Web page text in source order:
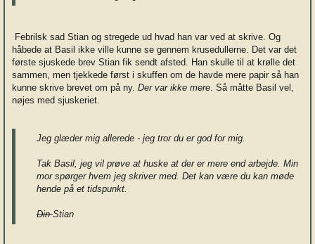
Febrilsk sad Stian og stregede ud hvad han var ved at skrive. Og
håbede at Basil ikke ville kunne se gennem krusedullerne. Det var det
første sjuskede brev Stian fik sendt afsted. Han skulle til at krølle det
sammen, men tjekkede først i skuffen om de havde mere papir så han
kunne skrive brevet om på ny. Der var ikke mere . Så måtte Basil vel,
nøjes med sjuskeriet.
Jeg glæder mig allerede - jeg tror du er god for mig.
Tak Basil, jeg vil prøve at huske at der er mere end arbejde. Min
mor spørger hvem jeg skriver med. Det kan være du kan møde
hende på et tidspunkt.
DinStian